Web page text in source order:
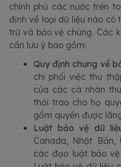
chính phủ các nước trên
định về loại dữ liệu nào có
trữ và bảo vệ chúng. Các
cần lưu ý bao gồm:
Quy định chung về
chi phối việc thu
của các cá nhân
thời trao cho họ
gồm quyền được
Luật bảo vệ dữ
Canada, Nhật Bản,
các đạo luật bảo